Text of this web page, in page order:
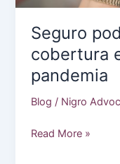
Seguro
cobertura
pandemia
Blog / Nigro
Seguro
Read More »